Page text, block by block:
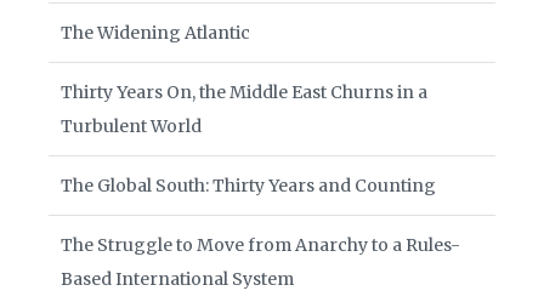
The Widening Atlantic
Thirty Years On, the Middle East Churns in a
Turbulent World
The Global South: Thirty Years and Counting
The Struggle to Move from Anarchy to a Rules-
Based International System